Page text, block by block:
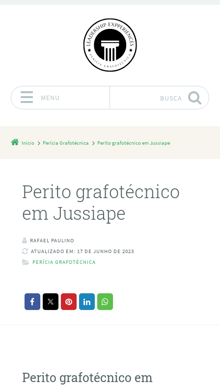
MENU BUSCA
Início Perícia Grafotécnica Perito grafotécnico em Jussiape
Perito grafotécnico
em Jussiape
RAFAEL PAULINO
ATUALIZADO EM: 17 DE JUNHO DE 2023
PERÍCIA GRAFOTÉCNICA
Perito grafotécnico em